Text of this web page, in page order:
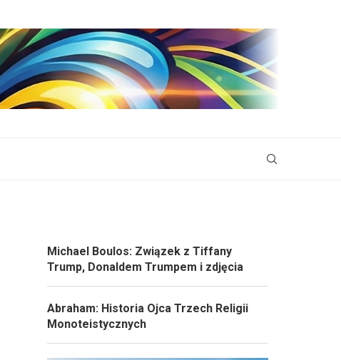
Michael Boulos: Związek z Tiffany
Trump, Donaldem Trumpem i zdjęcia
Abraham: Historia Ojca Trzech Religii
Monoteistycznych